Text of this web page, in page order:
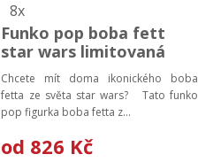
8x
Funko pop boba fett
star wars limitovaná
edice | sběratelská
figurka, vinylová figurka
Chcete mít doma ikonického boba
fetta ze světa star wars? Tato funko
pop figurka boba fetta z...
od 826 Kč